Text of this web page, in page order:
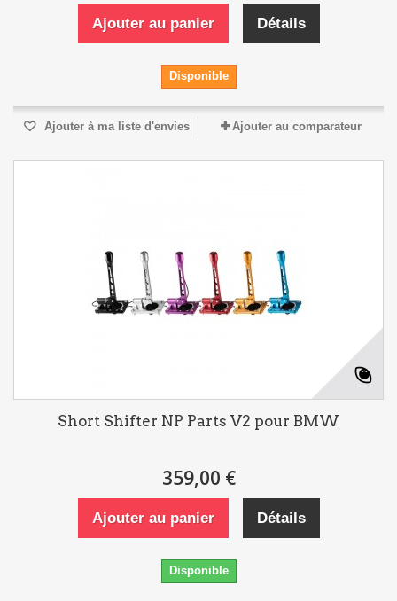
Ajouter au panier Détails
Disponible
Ajouter à ma liste d'envies Ajouter au comparateur
Short Shifter NP Parts V2 pour BMW
359,00 €
Ajouter au panier Détails
Disponible